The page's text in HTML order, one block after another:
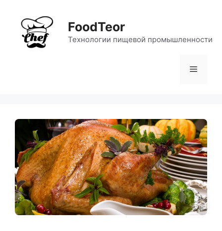
содержимому
FoodTeor
Технологии пищевой промышленности
Меню